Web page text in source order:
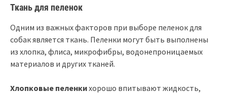
Ткань для пеленок
Одним из важных факторов при выборе пеленок для
собак является ткань. Пеленки могут быть выполнены
из хлопка, флиса, микрофибры, водонепроницаемых
материалов и других тканей.
Хлопковые пеленкихорошо впитывают жидкость,